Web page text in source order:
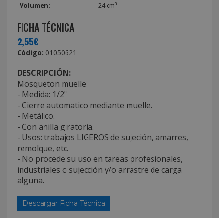
Volumen:
24 cm³
FICHA TÉCNICA
2,55€
Código: 01050621
DESCRIPCIÓN:
Mosqueton muelle
- Medida: 1/2"
- Cierre automatico mediante muelle.
- Metálico.
- Con anilla giratoria.
- Usos: trabajos LIGEROS de sujeción, amarres,
remolque, etc.
- No procede su uso en tareas profesionales,
industriales o sujección y/o arrastre de carga
alguna.
Descargar Ficha Técnica